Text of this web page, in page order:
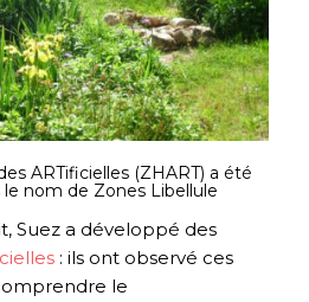
ARTificielles (ZHART) a été
nom de Zones Libellule
Suez a développé des
: ils ont observé ces
le